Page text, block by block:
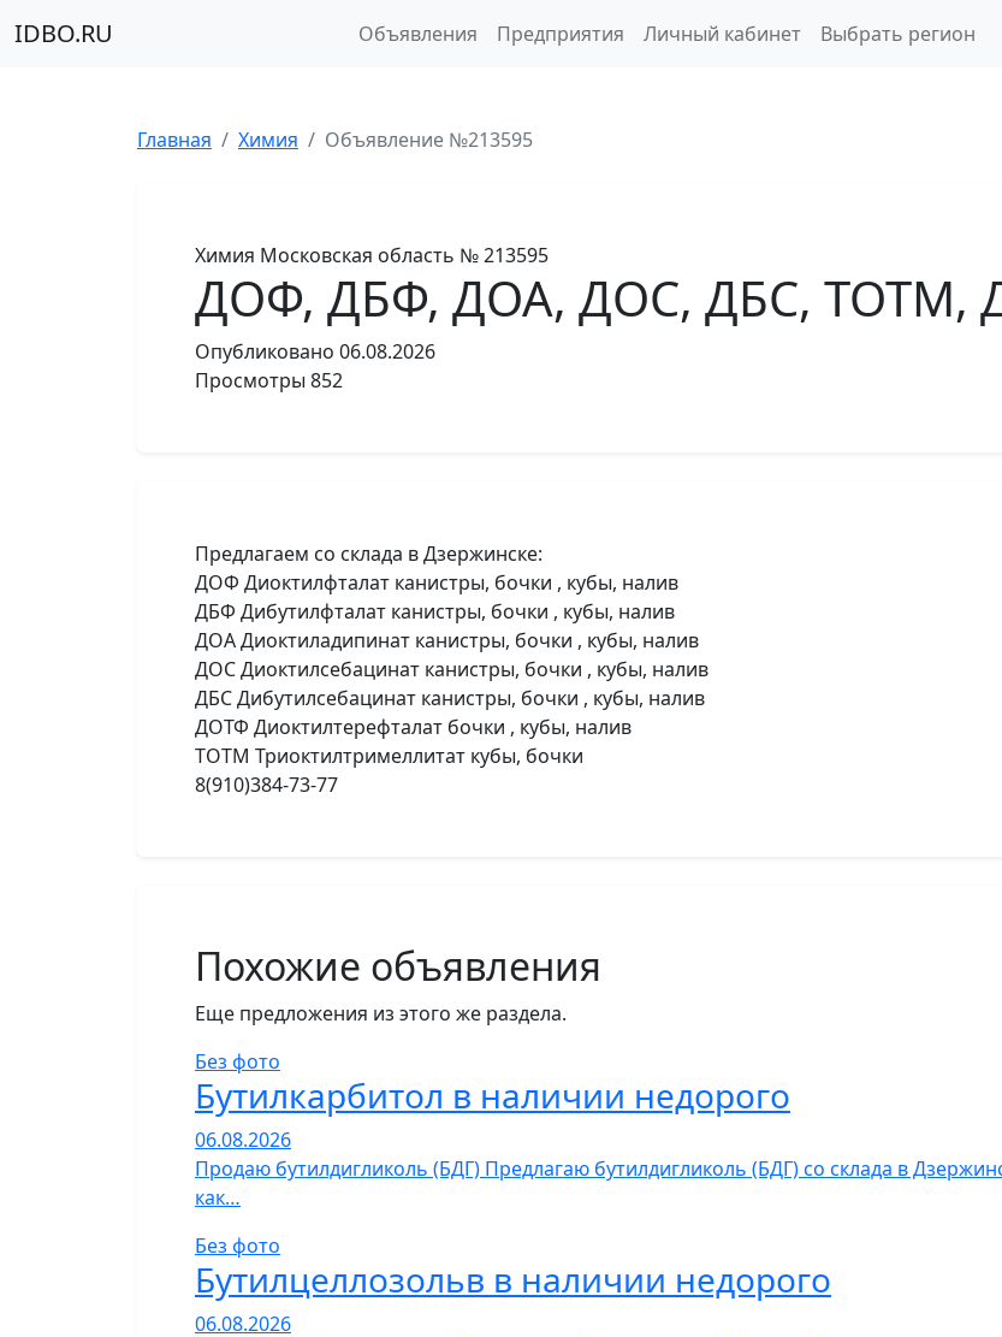
IDBO.RU Объявления Предприятия Личный кабинет Выбрать регион
Главная Химия Объявление №213595
Химия Московская область № 213595
ДОФ, ДБФ, ДОА, ДОС, ДБС, ТОТМ,
Опубликовано 06.08.2026
Просмотры 852
Предлагаем со склада в Дзержинске:
ДОФ Диоктилфталат канистры, бочки , кубы, налив
ДБФ Дибутилфталат канистры, бочки , кубы, налив
ДОА Диоктиладипинат канистры, бочки , кубы, налив
ДОС Диоктилсебацинат канистры, бочки , кубы, налив
ДБС Дибутилсебацинат канистры, бочки , кубы, налив
ДОТФ Диоктилтерефталат бочки , кубы, налив
ТОТМ Триоктилтримеллитат кубы, бочки
8(910)384-73-77
Похожие объявления
Еще предложения из этого же раздела.
Без фото
Бутилкарбитол в наличии недорого
06.08.2026
Продаю бутилдигликоль (БДГ) Предлагаю бутилдигликоль (БДГ) со склада в
как…
Без фото
Бутилцеллозольв в наличии недорого
06.08.2026